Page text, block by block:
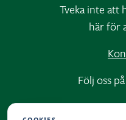
Tveka inte att
här för
Följ oss